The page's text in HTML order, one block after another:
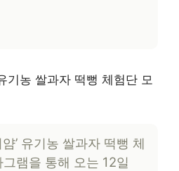
기농 쌀과자 떡뻥 체험단 모
’ 유기농 쌀과자 떡뻥 체
램을 통해 오는 12일